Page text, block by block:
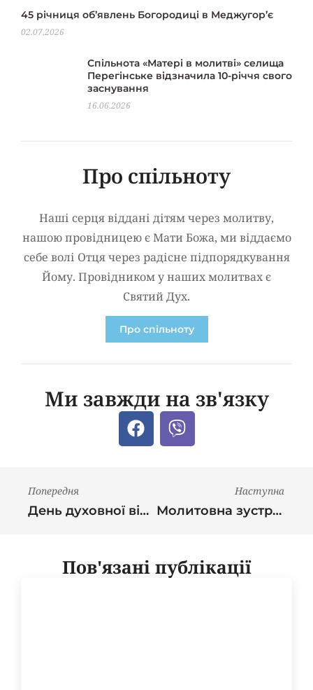
45 річниця об’явлень Богородиці в Меджугор’є
02.07.2026
Спільнота «Матері в молитві» селища
Перегінське відзначила 10-річчя свого
заснування
16.06.2026
Про спільноту
Наші серця віддані дітям через молитву,
нашою провідницею є Мати Божа, ми віддаємо
себе волі Отця через радісне підпорядкування
Йому. Провідником у наших молитвах є
Святий Дух.
Про спільноту
Ми завжди на зв'язку
Попередня
День духовної віднови для спільнот “Матері в молитві” ІФА УГКЦ
Наступна
Молитовна зустріч спільнот “Матері в молитві” ІФА у часі Великого посту: роздуми про Христові Страсти, Тайну Сповіді та молитва за Україну
Пов'язані публікації